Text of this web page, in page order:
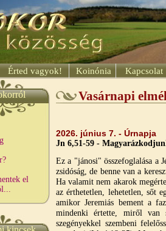
Érted vagyok! Koinónia Kapcsolat
el
Vasárnapi
2026. június 7. - Úrnapja
Jn 6,51-59 -
Ez a "jánosi" összefoglalása a
zsidóság, de benne van a
Ha valamit nem akarok
az érthetetlen, lehetetlen, sőt
amikor Jeremiás bement a
mindenki értette, miről van
szegényekkel szembeni